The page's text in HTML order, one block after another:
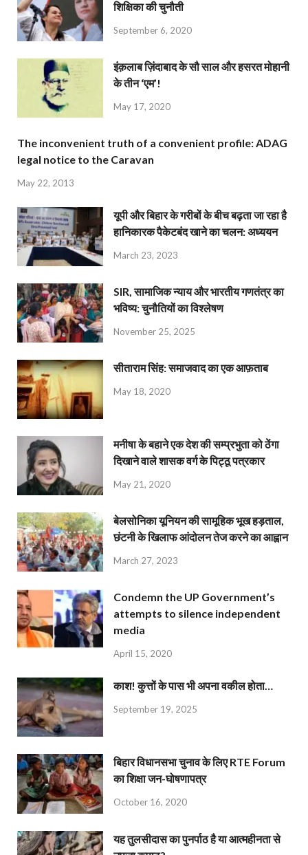
शिक्षिका की चुनौती
September 6, 2020
इंक़लाब ज़िंदाबाद के सौ साल और हसरत मोहानी
के तीन ‘एम’!
May 17, 2020
The inconvenient truth of a convenient profile: ADAG
legal notice to the Caravan
May 22, 2013
यूपी और बिहार के गरीबों के बीच बढ़ता जा रहा है
हानिकारक पैकेटबंद खाने का चलन: अध्ययन
March 23, 2023
SIR, सामाजिक न्याय और भारतीय गणतंत्र का
भविष्य: चुनौतियों का विश्लेषण
November 25, 2025
सीताराम सिंह: समाजवाद का एक आफ़ताब
May 18, 2020
मनीषा के बहाने एक देश की सम्प्रभुता को ठेंगा
दिखाने वाले शासक वर्ग के पिट्ठू पत्रकार
May 21, 2020
बेलसोनिका यूनियन की सामूहिक भूख हड़ताल,
छंटनी के खिलाफ आंदोलन तेज करने का आह्वान
March 27, 2023
Condemn the UP Government’s
attempts to silence independent
media
April 15, 2020
काश! कुत्तों के पास भी अपना वकील होता…
September 19, 2025
बिहार विधानसभा चुनाव के लिए RTE Forum
का शिक्षा जन-घोषणापत्र
October 16, 2020
यह तुलसीदास का पुनर्पाठ है या आत्महीनता से